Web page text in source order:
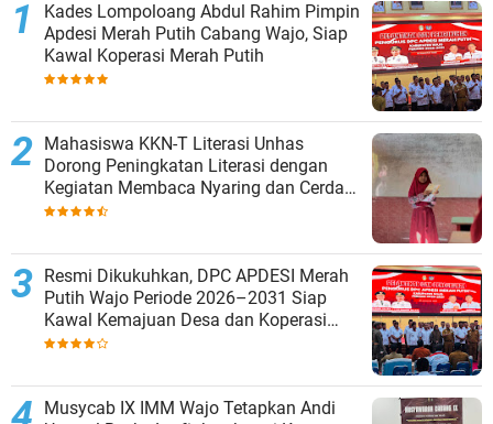
Kades Lompoloang Abdul Rahim Pimpin
Apdesi Merah Putih Cabang Wajo, Siap
Kawal Koperasi Merah Putih
Mahasiswa KKN-T Literasi Unhas
Dorong Peningkatan Literasi dengan
Kegiatan Membaca Nyaring dan Cerdas
Mengulas Buku di UPT SDN 66 Kajang
Resmi Dikukuhkan, DPC APDESI Merah
Putih Wajo Periode 2026–2031 Siap
Kawal Kemajuan Desa dan Koperasi
Merah Putih
Musycab IX IMM Wajo Tetapkan Andi